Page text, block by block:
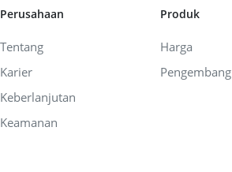
Perusahaan
Tentang
Karier
Keberlanjutan
Keamanan
Produk
Harga
Pengembang